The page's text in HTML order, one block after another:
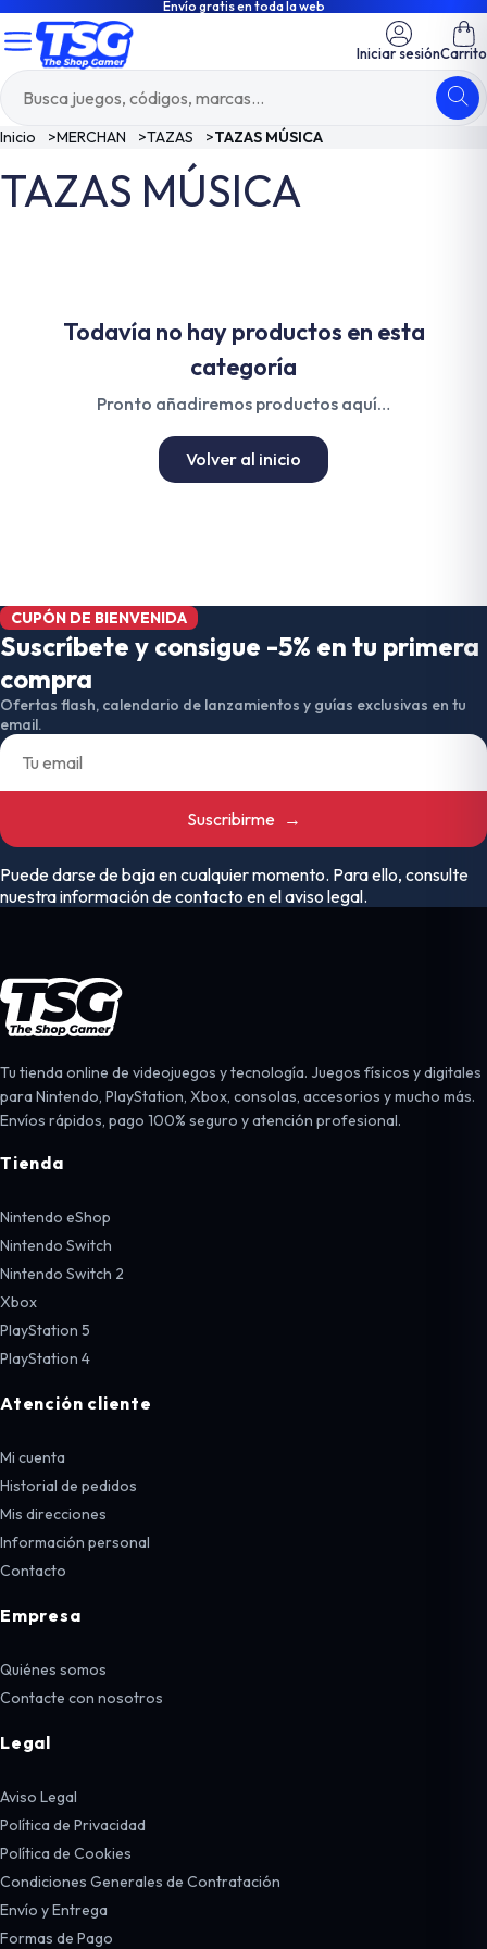
Envío gratis en toda la web
Iniciar sesiónCarrito
Inicio >MERCHAN >TAZAS >TAZAS MÚSICA
TAZAS MÚSICA
Todavía no hay productos en esta
categoría
Pronto añadiremos productos aquí…
Volver al inicio
CUPÓN DE BIENVENIDA
Suscríbete y consigue -5% en tu primera
compra
Ofertas flash, calendario de lanzamientos y guías exclusivas en tu
email.
Suscribirme →
Puede darse de baja en cualquier momento. Para ello, consulte
nuestra información de contacto en el aviso legal.
Tu tienda online de videojuegos y tecnología. Juegos físicos y digitales
para Nintendo, PlayStation, Xbox, consolas, accesorios y mucho más.
Envíos rápidos, pago 100% seguro y atención profesional.
Tienda
Nintendo eShop
Nintendo Switch
Nintendo Switch 2
Xbox
PlayStation 5
PlayStation 4
Atención cliente
Mi cuenta
Historial de pedidos
Mis direcciones
Información personal
Contacto
Empresa
Quiénes somos
Contacte con nosotros
Legal
Aviso Legal
Política de Privacidad
Política de Cookies
Condiciones Generales de Contratación
Envío y Entrega
Formas de Pago